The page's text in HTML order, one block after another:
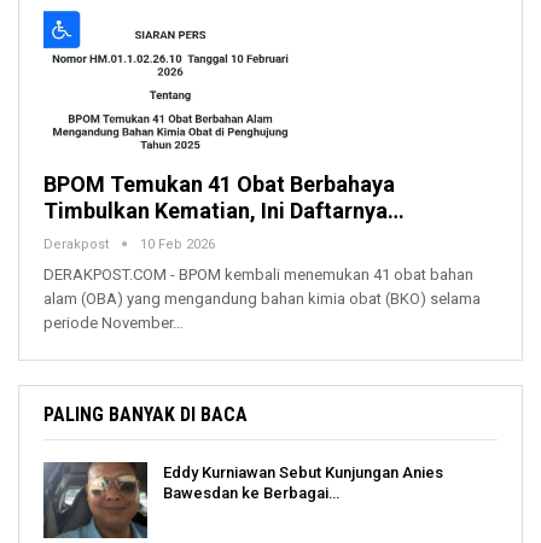
BPOM Temukan 41 Obat Berbahaya
Timbulkan Kematian, Ini Daftarnya…
Derakpost 10 Feb 2026
DERAKPOST.COM - BPOM kembali menemukan 41 obat bahan
alam (OBA) yang mengandung bahan kimia obat (BKO) selama
periode November…
PALING BANYAK DI BACA
Eddy Kurniawan Sebut Kunjungan Anies
Bawesdan ke Berbagai…